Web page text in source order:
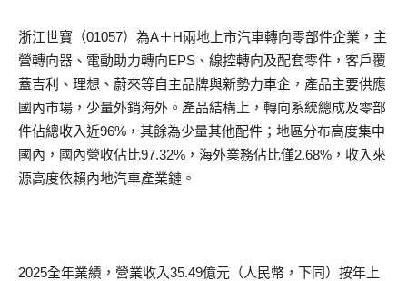
浙江世寶（01057）為A＋H兩地上市汽車轉向零部件企業，主
營轉向器、電動助力轉向EPS、線控轉向及配套零件，客戶覆
蓋吉利、理想、蔚來等自主品牌與新勢力車企，產品主要供應
國內市場，少量外銷海外。產品結構上，轉向系統總成及零部
件佔總收入近96%，其餘為少量其他配件；地區分布高度集中
國內，國內營收佔比97.32%，海外業務佔比僅2.68%，收入來
源高度依賴內地汽車產業鏈。
2025全年業績，營業收入35.49億元（人民幣，下同）按年上